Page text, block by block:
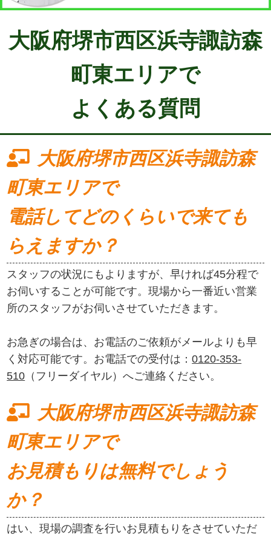
大阪府堺市西区浜寺諏訪森
町東エリアで
よくある質問
大阪府堺市西区浜寺諏訪森
町東エリアで
電話してどのくらいで来ても
らえますか？
スタッフの状況にもよりますが、早ければ45分程で
お伺いすることが可能です。現場から一番近い営業
所のスタッフがお伺いさせていただきます。
お急ぎの場合は、お電話のご依頼がメールよりも早
く対応可能です。お電話での受付は：0120-353-
510 （フリーダイヤル）へご連絡ください。
大阪府堺市西区浜寺諏訪森
町東エリアで
お見積もりは無料でしょう
か？
はい、現場の調査を行いお見積もりをさせていただ